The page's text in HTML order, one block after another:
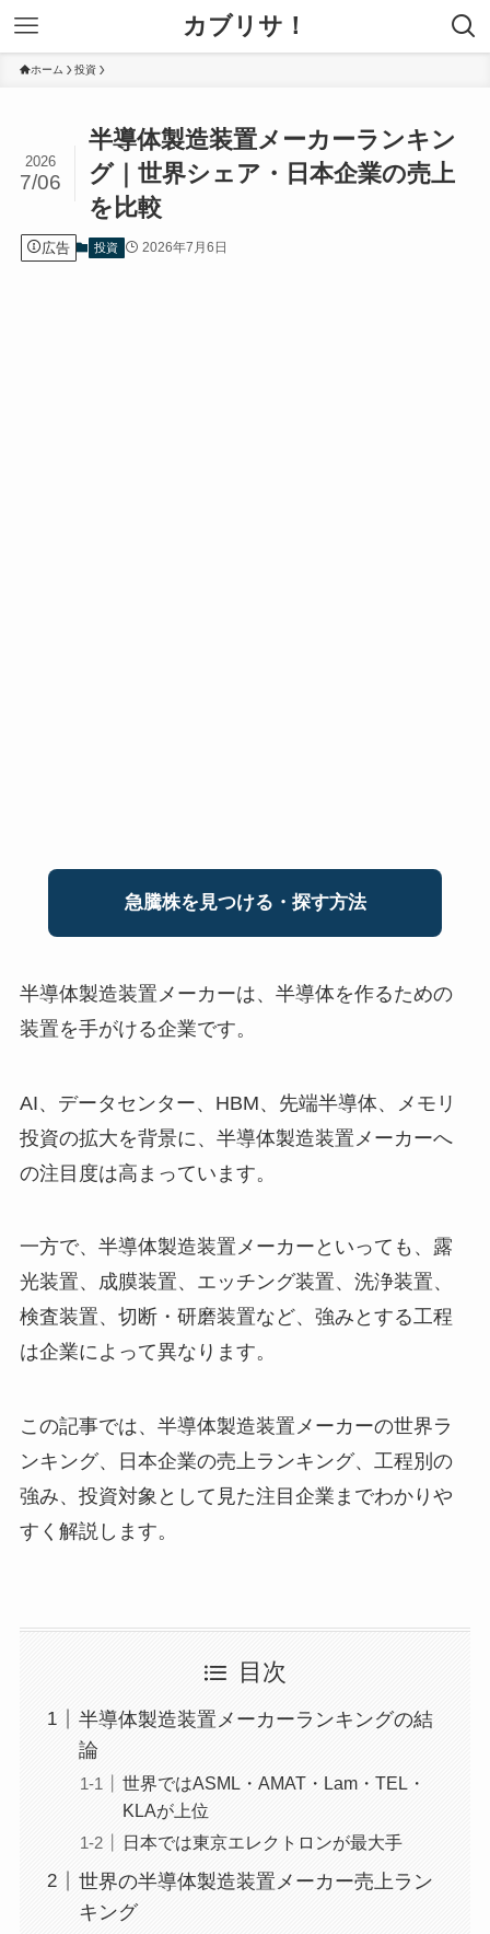
カブリサ！
ホーム 投資
半導体製造装置メーカーランキン
グ｜世界シェア・日本企業の売上
を比較
2026
7/06
広告 投資 2026年7月6日
急騰株を見つける・探す方法
半導体製造装置メーカーは、半導体を作るための
装置を手がける企業です。
AI、データセンター、HBM、先端半導体、メモリ
投資の拡大を背景に、半導体製造装置メーカーへ
の注目度は高まっています。
一方で、半導体製造装置メーカーといっても、露
光装置、成膜装置、エッチング装置、洗浄装置、
検査装置、切断・研磨装置など、強みとする工程
は企業によって異なります。
この記事では、半導体製造装置メーカーの世界ラ
ンキング、日本企業の売上ランキング、工程別の
強み、投資対象として見た注目企業までわかりや
すく解説します。
目次
半導体製造装置メーカーランキングの結
論
世界ではASML・AMAT・Lam・TEL・
KLAが上位
日本では東京エレクトロンが最大手
世界の半導体製造装置メーカー売上ラン
キング